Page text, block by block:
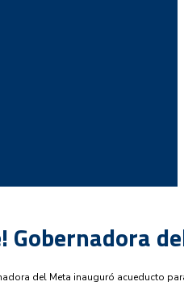
Gobernadora
del Meta inauguró acueducto